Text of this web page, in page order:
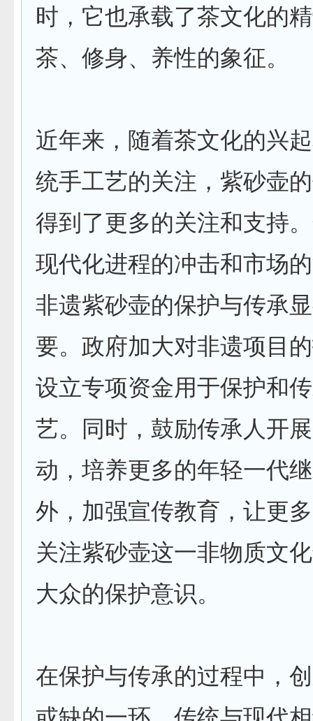
时，它也承载了茶文化的
茶、修身、养性的象征。
近年来，随着茶文化的兴
统手工艺的关注，紫砂壶
得到了更多的关注和支持
现代化进程的冲击和市场
非遗紫砂壶的保护与传承
要。政府加大对非遗项目
设立专项资金用于保护和
艺。同时，鼓励传承人开
动，培养更多的年轻一代
外，加强宣传教育，让更
关注紫砂壶这一非物质文
大众的保护意识。
在保护与传承的过程中，